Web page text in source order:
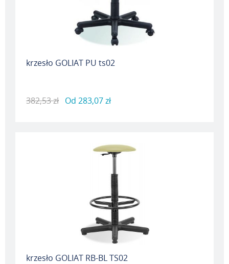
krzesło GOLIAT PU ts02
382,53 zł Od 283,07 zł
krzesło GOLIAT RB-BL TS02